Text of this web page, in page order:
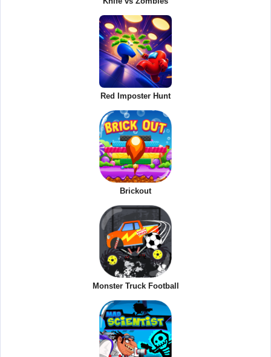
Red Imposter Hunt
Brickout
Monster Truck Football